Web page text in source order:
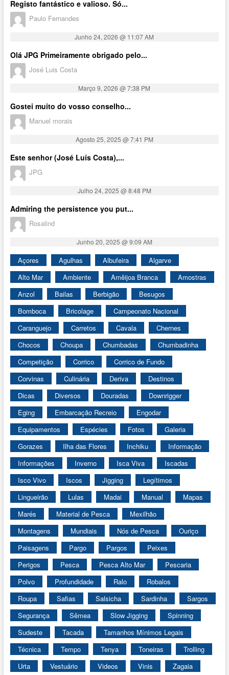
Registo fantástico e valioso. Só...
Paulo Fernandes
Junho 24, 2026 @ 11:07 AM
Olá JPG Primeiramente obrigado pelo...
José Luis Costa
Março 9, 2026 @ 7:38 PM
Gostei muito do vosso conselho...
Manuel morais
Agosto 25, 2025 @ 7:41 PM
Este senhor (José Luís Costa),...
JPG
Julho 24, 2025 @ 8:48 PM
Admiring the persistence you put...
Rosalind
Junho 20, 2025 @ 9:09 AM
Açores Agulhas Albufeira
Algarve
Alto Mar
Ambiente Amêijoa Branca
Amostras
Anzol
Bailas Berbigão
Besugos
Bomboca
Bricolage
Campeonato Nacional
Caranguejo
Carretos Cavala
Chernes
Chocos
Choupa Chumbadas
Chumbadinha
Competição
Corrico
Corrico de Fundo
Corvinas
Culinária Deriva
Destinos
Dicas
Diversos Douradas
Downrigger
Eging
Embarcação Recreio
Engodar
Equipamentos
Espécies Fotos
Galeria
Gorazes
Ilha das Flores Inchiku
Informação
Informações
Inverno Isca Viva
Iscadas
Isco Vivo
Iscos Jigging
Legítimos
Lingueirão
Lulas Madai Manual
Mapas
Marés
Material de Pesca
Mexilhão
Montagens
Mundiais Nós de Pesca
Ouriço
Paisagens
Pargo Pargos
Peixes
Perigos
Pesca Pesca Alto Mar
Pescaria
Polvo
Profundidade Ralo
Robalos
Roupa
Safias Salsicha Sardinha
Sargos
Segurança
Sêmea Slow Jigging
Spinning
Sudeste
Tacada
Tamanhos Mínimos Legais
Técnica
Tempo Tenya Toneiras
Trolling
Urta
Vestuário Videos Vinis Zagaia